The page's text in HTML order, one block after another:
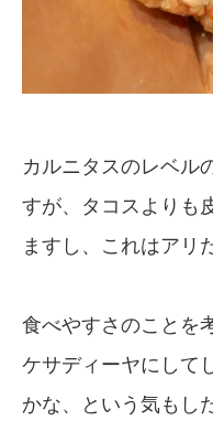
カルニタスのレベル
すが、タコスよりも
ますし、これはアリ
食べやすさのことを
ケサディーヤにして
かな、という気もし